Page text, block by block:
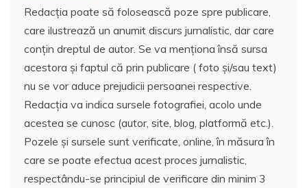
Redacția poate să folosească poze spre publicare,
care ilustrează un anumit discurs jurnalistic, dar care
conțin dreptul de autor. Se va menționa însă sursa
acestora și faptul că prin publicare ( foto și/sau text)
nu se vor aduce prejudicii persoanei respective.
Redacția va indica sursele fotografiei, acolo unde
acestea se cunosc (autor, site, blog, platformă etc.).
Pozele și sursele sunt verificate, online, în măsura în
care se poate efectua acest proces jurnalistic,
respectându-se principiul de verificare din minim 3